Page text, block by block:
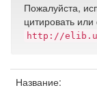
Пожалуйста,
цитировать
http://
Название: